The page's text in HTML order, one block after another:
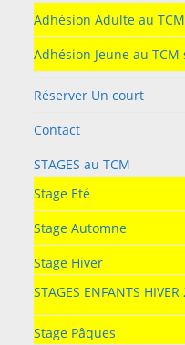
Adhésion Adulte au
Adhésion Jeune au
Réserver Un court
Contact
STAGES au TCM
Stage Eté
Stage Automne
Stage Hiver
STAGES ENFANTS
Stage Pâques